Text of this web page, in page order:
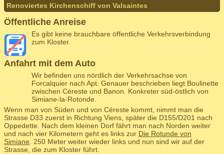
Renoviertes Kirchenschiff von Valsaintes
Öffentliche Anreise
Es gibt keine brauchbare öffentliche Verkehrsverbindung
zum Kloster.
Anfahrt mit dem Auto
Wir befinden uns nördlich der Verkehrsachse von
Forcalquier nach Apt. Genauer beschrieben liegt Boulinette
zwischen Céreste und Banon. Konkreter süd-östlich von
Simiane-la-Rotonde.
Wenn man von Süden und von Céreste kommt, nimmt man die
Strasse D33 zuerst in Richtung Viens, später die D155/D201 nach
Oppedette. Nach dem kleinen Dorf fährt man nach Norden weiter
und nach vier Kilometern geht es links zur Die Rotunde von
Simiane . 250 Meter weiter wieder links und nun sind wir auf der
Strasse, die zum Kloster führt.